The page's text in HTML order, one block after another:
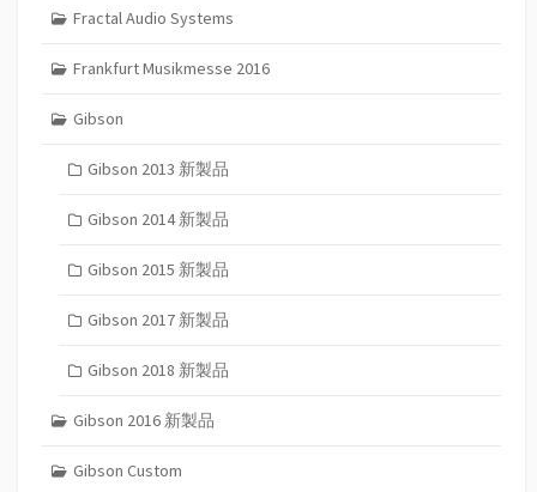
Fractal Audio Systems
Frankfurt Musikmesse 2016
Gibson
Gibson 2013 新製品
Gibson 2014 新製品
Gibson 2015 新製品
Gibson 2017 新製品
Gibson 2018 新製品
Gibson 2016 新製品
Gibson Custom